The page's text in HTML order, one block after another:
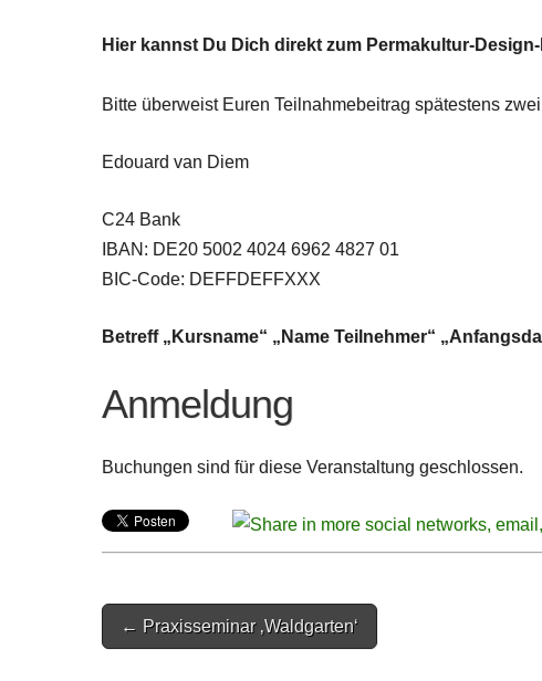
Hier kannst Du Dich direkt zum Permakultur-
Bitte überweist Euren Teilnahmebeitrag spätestens
Edouard van Diem
C24 Bank
IBAN: DE20 5002 4024 6962 4827 01
BIC-Code: DEFFDEFFXXX
Betreff „Kursname“ „Name Teilnehmer“
Anmeldung
Buchungen sind für diese Veranstaltung geschlossen.
Post
navigation
← Praxisseminar ‚Waldgarten‘